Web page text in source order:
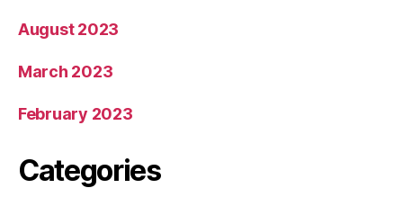
August 2023
March 2023
February 2023
Categories